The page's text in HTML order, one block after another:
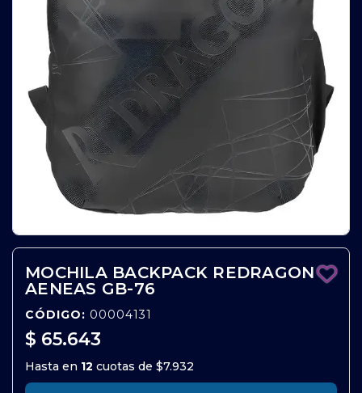
MOCHILA BACKPACK REDRAGON
AENEAS GB-76
CÓDIGO: 00004131
$ 65.643
Hasta en 12 cuotas de $7.932